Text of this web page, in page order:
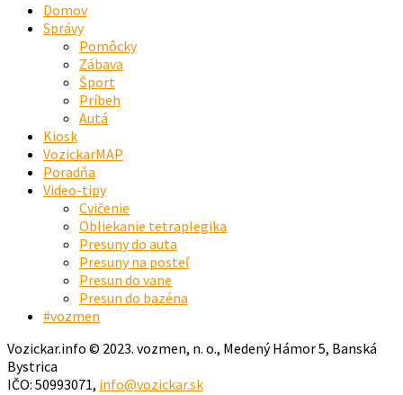
Domov
Správy
Pomôcky
Zábava
Šport
Príbeh
Autá
Kiosk
VozickarMAP
Poradňa
Video-tipy
Cvičenie
Obliekanie tetraplegika
Presuny do auta
Presuny na posteľ
Presun do vane
Presun do bazéna
#vozmen
Vozickar.info © 2023. vozmen, n. o., Medený Hámor 5, Banská
Bystrica
IČO: 50993071, info@vozickar.sk